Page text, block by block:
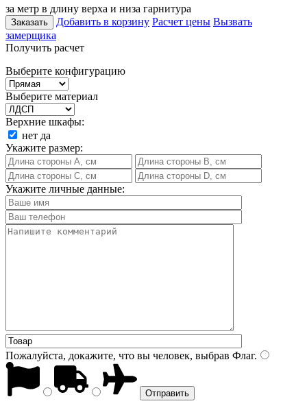
за метр в длину верха и низа гарнитура
Заказать Добавить в корзину Расчет цены Вызвать
замерщика
Получить расчет
Выберите конфигурацию
Выберите материал
Верхние шкафы:
нет да
Укажите размер:
Укажите личные данные:
Пожалуйста, докажите, что вы человек, выбрав Флаг.